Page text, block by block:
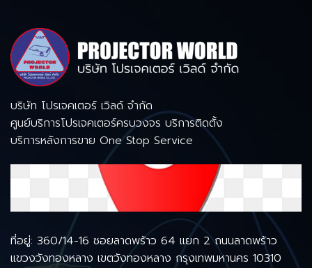
บริษัท โปรเจคเตอร์ เวิลด์ จำกัด
ศูนย์บริการโปรเจคเตอร์ครบวงจร บริการติดตั้ง
บริการหลังการขาย One Stop Service
ที่อยู่: 360/14-16 ซอยลาดพร้าว 64 แยก 2 ถนนลาดพร้าว
แขวงวังทองหลาง เขตวังทองหลาง กรุงเทพมหานคร 10310